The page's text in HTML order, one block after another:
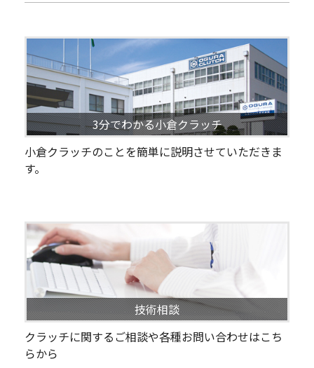
3分でわかる小倉クラッチ
小倉クラッチのことを簡単に説明させていただきま
す。
技術相談
クラッチに関するご相談や各種お問い合わせはこち
らから